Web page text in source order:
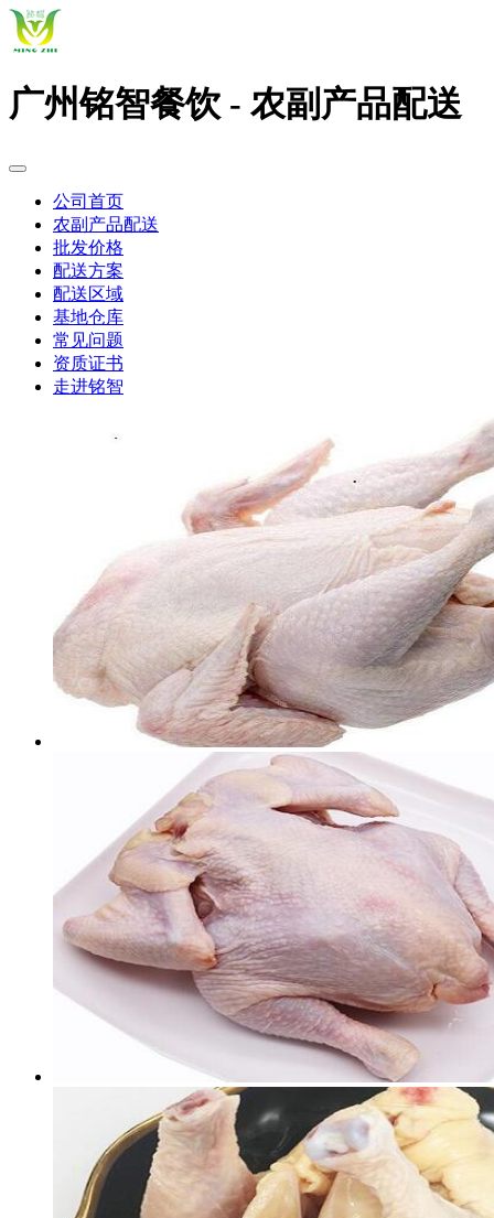
广州铭智餐饮 - 农副产品配送
公司首页
农副产品配送
批发价格
配送方案
配送区域
基地仓库
常见问题
资质证书
走进铭智